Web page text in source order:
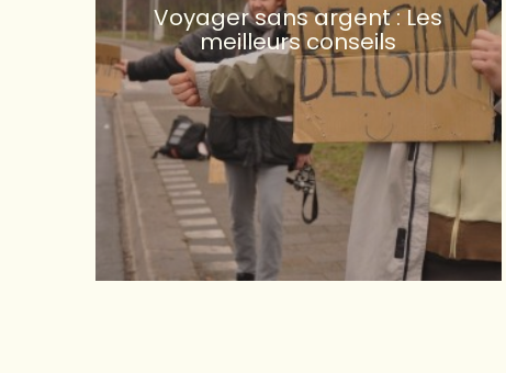
Voyager sans argent : Les
meilleurs conseils